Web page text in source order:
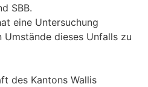
SBB.
eine Untersuchung
dieses Unfalls zu
des Kantons Wallis